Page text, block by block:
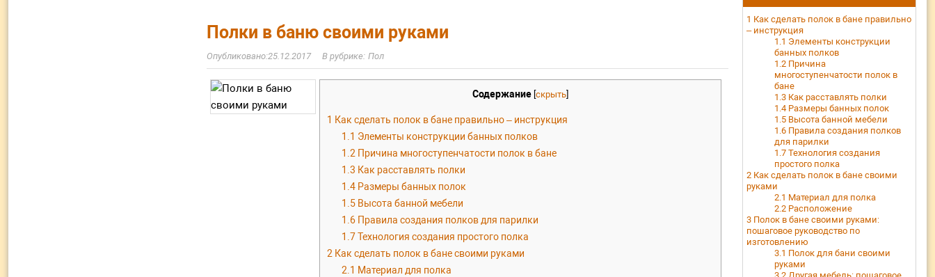
Полки в баню своими руками
25.12.2017 Пол
Содержание [скрыть]
1 Как сделать полок в бане правильно – инструкция
1.1 Элементы конструкции банных полков
1.2 Причина многоступенчатости полок в бане
1.3 Как расставлять полки
1.4 Размеры банных полок
1.5 Высота банной мебели
1.6 Правила создания полков для парилки
1.7Технология создания простого полка
2 Как сделать полок в бане своими руками
2.1 Материал для полка
1 Как сделать полок в бане правильно
– инструкция
1.1 Элементы конструкции
банных полков
1.2 Причина
многоступенчатости полок в
бане
1.3 Как расставлять полки
1.4 Размеры банных полок
1.5 Высота банной мебели
1.6 Правила создания полков
для парилки
1.7 Технология создания
простого полка
2 Как сделать полок в бане своими
руками
2.1 Материал для полка
2.2 Расположение
3 Полок в бане своими руками:
пошаговое руководство по
изготовлению
3.1 Полок для бани своими
руками